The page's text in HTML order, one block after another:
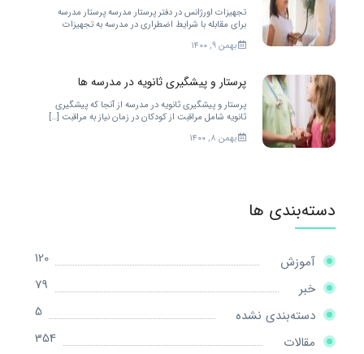
تجهیزات اورژانس در دفتر پرستار مدرسه پرستار مدرسه
برای مقابله با شرایط اضطراری در مدرسه به تجهیزات
زیادی احتیاج دارد. […]
بهمن ۹, ۱۴۰۰
پرستار و پیشگیری ثانویه در مدرسه ها
پرستار و پیشگیری ثانویه در مدرسه از آنجا که پیشگیری
ثانویه شامل مراقبت از کودکان در زمان نیاز به مراقبت […]
بهمن ۸, ۱۴۰۰
دسته‌بندی ها
آموزش
120
خبر
79
دسته‌بندی نشده
5
مقالات
354